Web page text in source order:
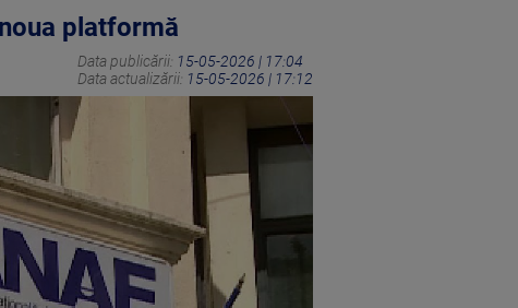
platformă
Data publicării: 15-05-2026 | 17:04
Data actualizării: 15-05-2026 | 17:12